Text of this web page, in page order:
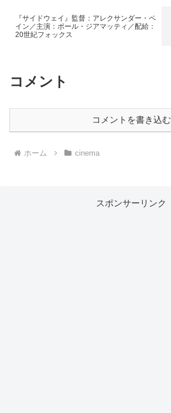
『サイドウェイ』監督：アレクサンダー・ペ
イン／主演：ポール・ジアマッティ／配給：
20世紀フォックス
コメント
コメントを書き込む
ホーム cinema
スポンサーリンク